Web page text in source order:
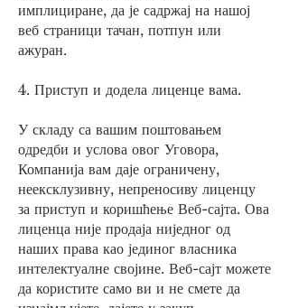
имплициране, да је садржај на нашој
веб страници тачан, потпун или
ажуран.
4. Приступ и додела лиценце вама.
У складу са вашим поштовањем
одредби и услова овог Уговора,
Компанија вам даје ограничену,
неексклузивну, непреносиву лиценцу
за приступ и коришћење Веб-сајта. Ова
лиценца није продаја ниједног од
наших права као јединог власника
интелектуалне својине. Веб-сајт можете
да користите само ви и не смете да